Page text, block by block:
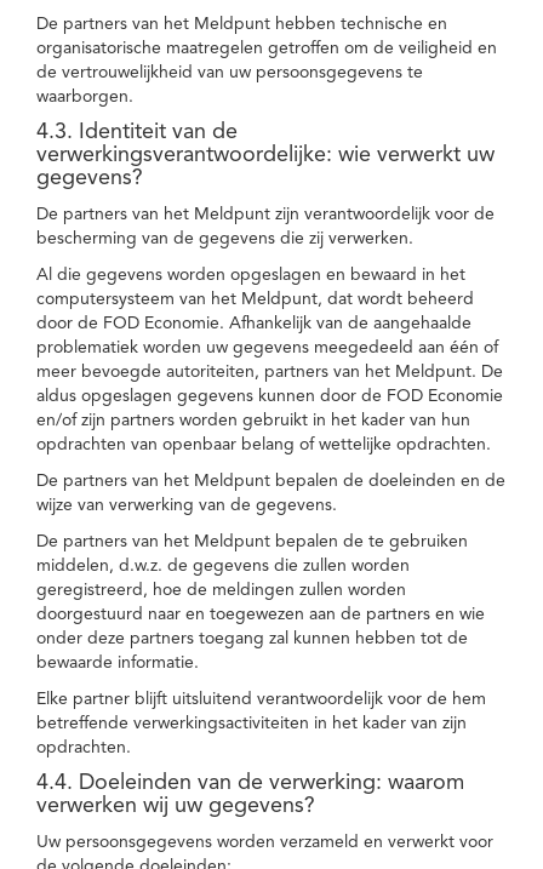
De partners van het Meldpunt hebben technische en
organisatorische maatregelen getroffen om de veiligheid en
de vertrouwelijkheid van uw persoonsgegevens te
waarborgen.
4.3. Identiteit van de
verwerkingsverantwoordelijke: wie verwerkt uw
gegevens?
De partners van het Meldpunt zijn verantwoordelijk voor de
bescherming van de gegevens die zij verwerken.
Al die gegevens worden opgeslagen en bewaard in het
computersysteem van het Meldpunt, dat wordt beheerd
door de FOD Economie. Afhankelijk van de aangehaalde
problematiek worden uw gegevens meegedeeld aan één of
meer bevoegde autoriteiten, partners van het Meldpunt. De
aldus opgeslagen gegevens kunnen door de FOD Economie
en/of zijn partners worden gebruikt in het kader van hun
opdrachten van openbaar belang of wettelijke opdrachten.
De partners van het Meldpunt bepalen de doeleinden en de
wijze van verwerking van de gegevens.
De partners van het Meldpunt bepalen de te gebruiken
middelen, d.w.z. de gegevens die zullen worden
geregistreerd, hoe de meldingen zullen worden
doorgestuurd naar en toegewezen aan de partners en wie
onder deze partners toegang zal kunnen hebben tot de
bewaarde informatie.
Elke partner blijft uitsluitend verantwoordelijk voor de hem
betreffende verwerkingsactiviteiten in het kader van zijn
opdrachten.
4.4. Doeleinden van de verwerking: waarom
verwerken wij uw gegevens?
Uw persoonsgegevens worden verzameld en verwerkt voor